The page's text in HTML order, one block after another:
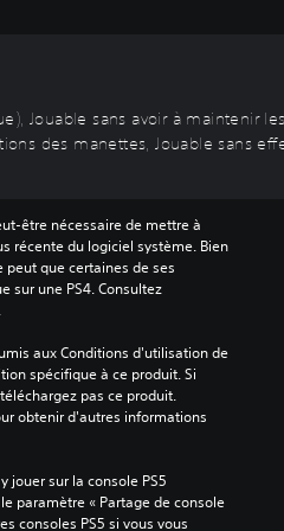
Jouable sans avoir à maintenir
des manettes, Jouable sans
être nécessaire de mettre à
récente du logiciel système. Bien
peut que certaines de ses
sur une PS4. Consultez
aux Conditions d'utilisation de
spécifique à ce produit. Si
pas ce produit.
obtenir d'autres informations
jouer sur la console PS5
paramètre « Partage de console
consoles PS5 si vous vous